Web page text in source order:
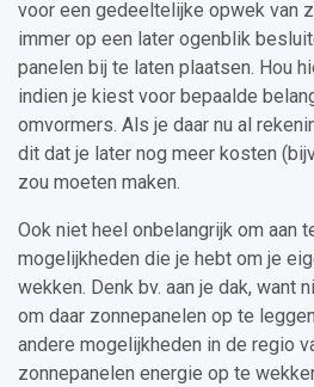
voor een gedeeltelijke opwek van
immer op een later ogenblik
panelen bij te laten plaatsen. Hou
indien je kiest voor bepaalde
omvormers. Als je daar nu al
dit dat je later nog meer kosten
zou moeten maken.
Ook niet heel onbelangrijk om aan
mogelijkheden die je hebt om je
wekken. Denk bv. aan je dak, want
om daar zonnepanelen op te
andere mogelijkheden in de regio
zonnepanelen energie op te